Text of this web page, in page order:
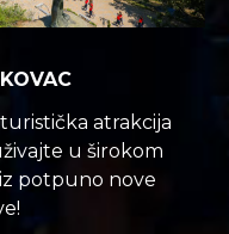
atrakcija
u širokom
potpuno nove